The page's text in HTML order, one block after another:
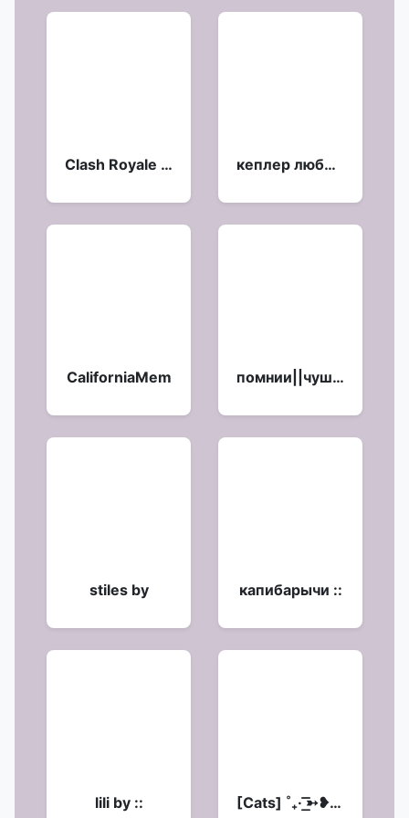
Clash Royale emotes 4 - кеплер любимки ::
CaliforniaMem помнии||чушечка ::
stiles by капибарычи ::
lili by :: [Cats] ˚₊· ͟͟͞͞➳❥ 𖥔 ݁ ˖